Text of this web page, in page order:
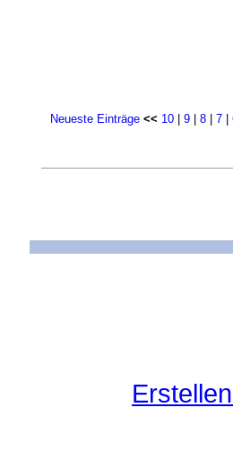
Neueste Einträge << 10 9 8 7